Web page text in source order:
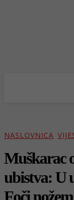
NASLOVNICA
Muškarac
ubistva: U
Foči